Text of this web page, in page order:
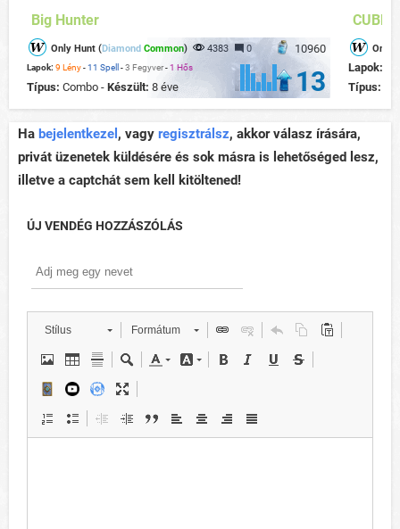
Big Hunter
10960
Only Hunt (Diamond Common) 4383 0
Lapok: 9 Lény-11 Spell -3 Fegyver-1 Hős
Típus: Combo - Készült: 8 éve 13
Only
Lapok:
Típus:
Ha bejelentkezel , vagy regisztrálsz, akkor válasz írására,
privát üzenetek küldésére és sok másra is lehetőséged lesz,
illetve a captchát sem kell kitöltened!
ÚJ VENDÉG HOZZÁSZÓLÁS
Stílus Formátum